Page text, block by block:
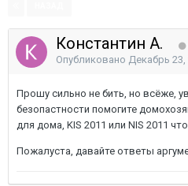
Константин А.
Опубликовано Декабрь 23,
Прошу сильно не бить, но всёже,
безопастности помогите
для дома, KIS 2011 или NIS 2011
Пожалуста, давайте ответы